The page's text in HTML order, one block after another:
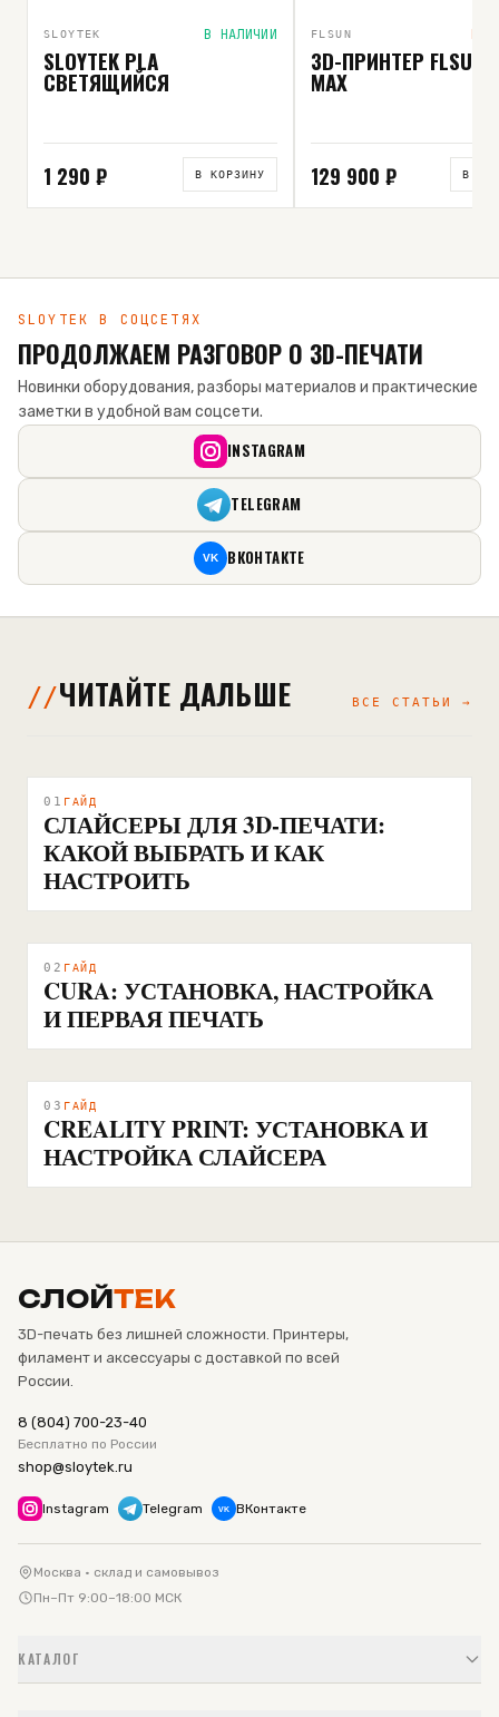
SLOYTEK В НАЛИЧИИ
SLOYTEK PLA
СВЕТЯЩИЙСЯ
1 290 ₽ В КОРЗИНУ
FLSUN
3D-ПРИНТЕР FLSUN
MAX
129 900 ₽ В
SLOYTEK В СОЦСЕТЯХ
ПРОДОЛЖАЕМ РАЗГОВОР О 3D-ПЕЧАТИ
Новинки оборудования, разборы материалов и практические
заметки в удобной вам соцсети.
INSTAGRAM
TELEGRAM
VK ВКОНТАКТЕ
ЧИТАЙТЕ ДАЛЬШЕ ВСЕ СТАТЬИ →
01 ГАЙД
СЛАЙСЕРЫ ДЛЯ 3D-ПЕЧАТИ:
КАКОЙ ВЫБРАТЬ И КАК
НАСТРОИТЬ
02 ГАЙД
CURA: УСТАНОВКА, НАСТРОЙКА
И ПЕРВАЯ ПЕЧАТЬ
03 ГАЙД
CREALITY PRINT: УСТАНОВКА И
НАСТРОЙКА СЛАЙСЕРА
СЛОЙТЕК
3D-печать без лишней сложности. Принтеры,
филамент и аксессуары с доставкой по всей
России.
8 (804) 700-23-40
Бесплатно по России
shop@sloytek.ru
Instagram Telegram VK ВКонтакте
Москва · склад и самовывоз
Пн–Пт 9:00–18:00 МСК
КАТАЛОГ